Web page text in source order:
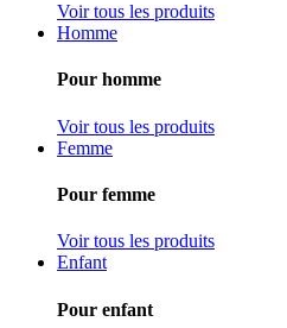
Voir tous les produits
Homme
Pour homme
Voir tous les produits
Femme
Pour femme
Voir tous les produits
Enfant
Pour enfant